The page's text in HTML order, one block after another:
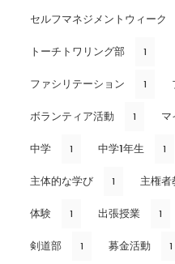
セルフマネジメントウィーク
トーチトワリング部 1
ファシリテーション 1
ボランティア活動 1 マ
中学 1 中学1年生 1
主体的な学び 1 主権者
体験 1 出張授業 1
剣道部 1 募金活動 1